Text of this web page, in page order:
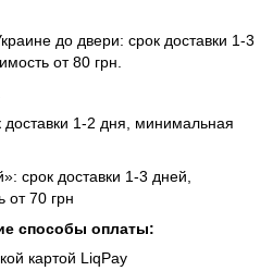
до двери: срок доставки 1-3
от 80 грн.
доставки 1-2 дня, минимальная
срок доставки 1-3 дней,
от 70 грн
способы оплаты:
картой LiqPay